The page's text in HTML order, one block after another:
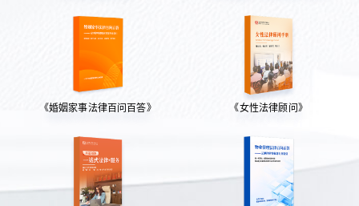
《婚姻家事法律百问百答》 《女性法律顾问》